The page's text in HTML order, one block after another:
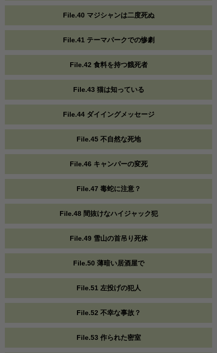
File.40 マジシャンは二度死ぬ
File.41 テーマパークでの惨劇
File.42 食料を持つ餓死者
File.43 猫は知っている
File.44 ダイイングメッセージ
File.45 不自然な死地
File.46 キャンパーの変死
File.47 毒蛇に注意？
File.48 間抜けなハイジャック犯
File.49 雪山の首吊り死体
File.50 薄暗い居酒屋で
File.51 左投げの犯人
File.52 不幸な事故？
File.53 作られた密室